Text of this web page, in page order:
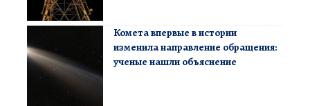
Комета впервые в истории
изменила направление обращения:
ученые нашли объяснение